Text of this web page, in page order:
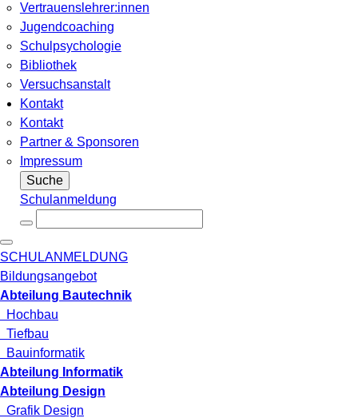
Vertrauenslehrer:innen
Jugendcoaching
Schulpsychologie
Bibliothek
Versuchsanstalt
Kontakt
Kontakt
Partner & Sponsoren
Impressum
Suche
Schulanmeldung
SCHULANMELDUNG
Bildungsangebot
Abteilung Bautechnik
Hochbau
Tiefbau
Bauinformatik
Abteilung Informatik
Abteilung Design
Grafik Design